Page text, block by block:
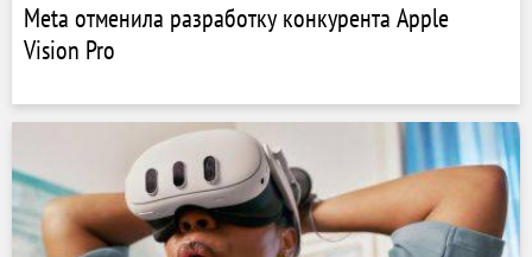
Meta отменила разработку конкурента Apple
Vision Pro